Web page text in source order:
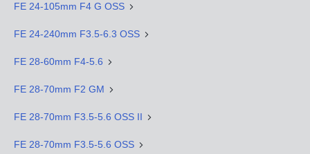
FE 24-105mm F4 G OSS
FE 24-240mm F3.5-6.3 OSS
FE 28-60mm F4-5.6
FE 28-70mm F2 GM
FE 28-70mm F3.5-5.6 OSS II
FE 28-70mm F3.5-5.6 OSS